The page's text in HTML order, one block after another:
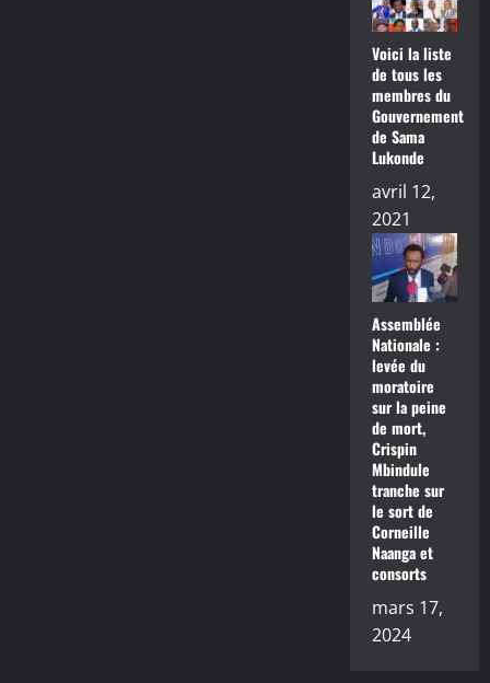
Voici la liste
de tous les
membres du
Gouvernement
de Sama
Lukonde
avril 12,
2021
Assemblée
Nationale :
levée du
moratoire
sur la peine
de mort,
Crispin
Mbindule
tranche sur
le sort de
Corneille
Naanga et
consorts
mars 17,
2024